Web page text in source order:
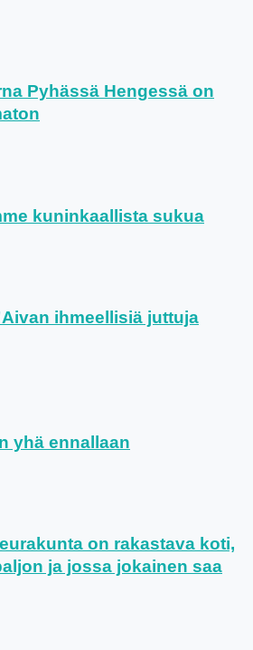
Pyhässä Hengessä on
kuninkaallista sukua
ihmeellisiä juttuja
yhä ennallaan
on rakastava koti,
ja jossa jokainen saa